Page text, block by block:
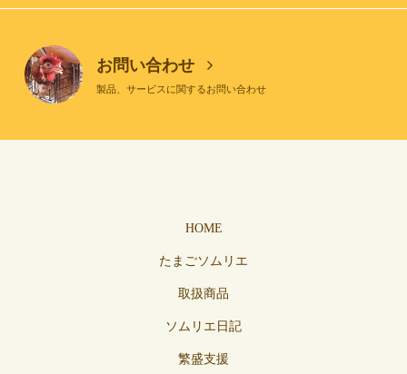
お問い合わせ
製品、サービスに関するお問い合わせ
HOME
たまごソムリエ
取扱商品
ソムリエ日記
繁盛支援